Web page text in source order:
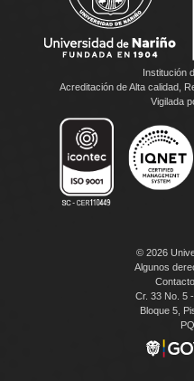
Institución
Acreditación de Alta calidad,
Vigilada
© 2026
Algunos
Cr. 33 No. 5
Bloque 5,